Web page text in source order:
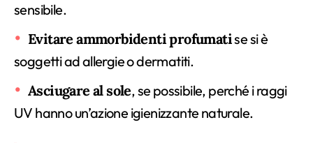
sensibile.
Evitare ammorbidenti profumatise si è
soggetti ad allergie o dermatiti.
Asciugare al sole, se possibile, perché i raggi
UV hanno un’azione igienizzante naturale.